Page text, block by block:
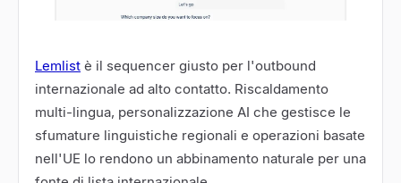
Lemlist è il sequencer giusto per l'outbound
internazionale ad alto contatto. Riscaldamento
multi-lingua, personalizzazione AI che gestisce le
sfumature linguistiche regionali e operazioni basate
nell'UE lo rendono un abbinamento naturale per una